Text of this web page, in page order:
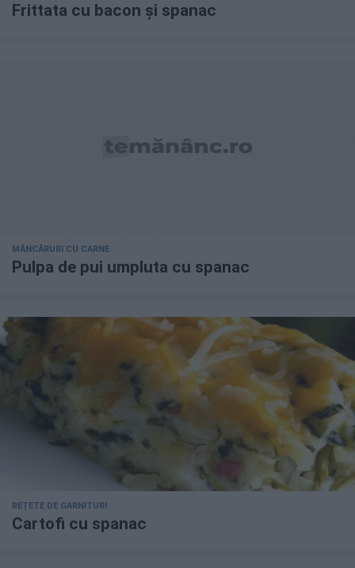
Frittata cu bacon și spanac
MÂNCĂRURI CU CARNE
Pulpa de pui umpluta cu spanac
REȚETE DE GARNITURI
Cartofi cu spanac